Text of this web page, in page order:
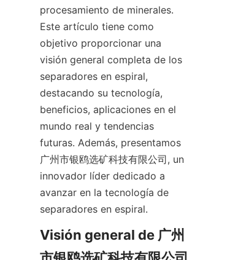
procesamiento de minerales.
Este artículo tiene como
objetivo proporcionar una
visión general completa de los
separadores en espiral,
destacando su tecnología,
beneficios, aplicaciones en el
mundo real y tendencias
futuras. Además, presentamos
广州市银鸥选矿科技有限公司, un
innovador líder dedicado a
avanzar en la tecnología de
separadores en espiral.
Visión general de 广州